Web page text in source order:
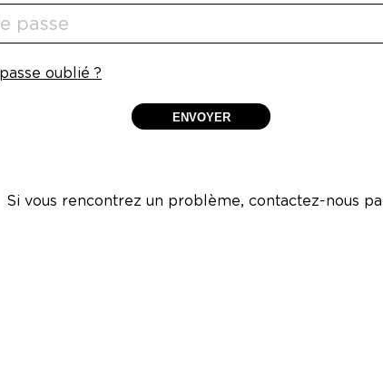
oublié ?
Si vous rencontrez un problème, contactez-nous